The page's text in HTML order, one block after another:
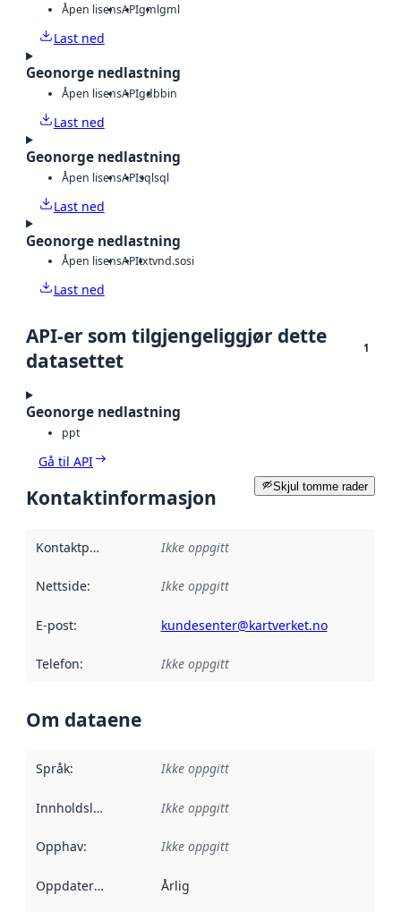
Åpen lisensAPIgmlgml
Last ned
Geonorge nedlastning
Åpen lisensAPIgdbbin
Last ned
Geonorge nedlastning
Åpen lisensAPIsqlsql
Last ned
Geonorge nedlastning
Åpen lisensAPItxtvnd.sosi
Last ned
API-er som tilgjengeliggjør dette
datasettet
1
Geonorge nedlastning
ppt
Gå til API
Skjul tomme rader
Kontaktinformasjon
Kontaktpunkt Ikke oppgitt
Nettside: Ikke oppgitt
E-post: kundesenter@kartverket.no
Telefon: Ikke oppgitt
Om dataene
Språk: Ikke oppgitt
Innholdsleverandører :
Ikke oppgitt
Opphav: Ikke oppgitt
Oppdateringsfrekvens :
Årlig